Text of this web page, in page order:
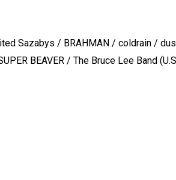
Sazabys / BRAHMAN / coldrain /
BEAVER / The Bruce Lee Band